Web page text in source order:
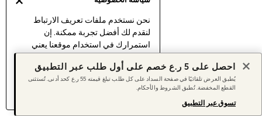
نحن نستخدم ملفات تعريف الارتباط
لنقدم لك أفضل تجربة ممكنة. إن
استمرارك في استخدام موقعنا يعني
الارتباط.
اكتشف المزيد عن إدارة إعدادات ملفات
تعريف الارتباط (الكوكيز).
Women's Holiday Shop
Women's Travel Styles
Linen Collection
Tops & T-Shirts
Cover Ups & Kaftans
Sandals
Swimwear
احصل على 5 ر.ع خصم على أول طلب عبر التطبيق
يُطبق العرض تلقائيًا في صفحة السداد على كل طلب تبلغ قيمته 55 ر.ع كحد أدنى. تُستثنى
القطع المخفضة. تُطبق الشروط والأحكام.
تسوق عبر التطبيق